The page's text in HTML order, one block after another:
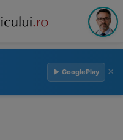
▶ GooglePlay ×